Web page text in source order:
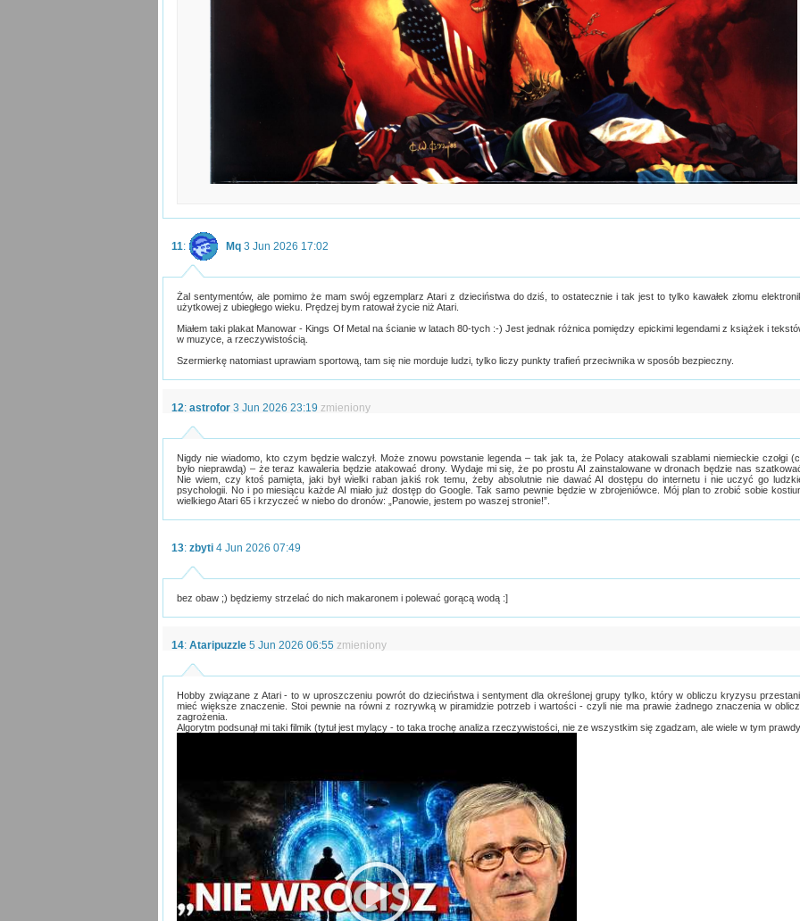
11: Mq 3 Jun 2026 17:02
Żal sentymentów, ale pomimo że mam swój egzemplarz Atari z dzieciństwa do dziś, to ostatecznie i tak jest to tylko kawałek złomu
użytkowej z ubiegłego wieku. Prędzej bym ratował życie niż Atari.
Miałem taki plakat Manowar - Kings Of Metal na ścianie w latach 80-tych :-) Jest jednak różnica pomiędzy epickimi legendami z książek i
w muzyce, a rzeczywistością.
Szermierkę natomiast uprawiam sportową, tam się nie morduje ludzi, tylko liczy punkty trafień przeciwnika w sposób bezpieczny.
12: astrofor 3 Jun 2026 23:19 zmieniony
Nigdy nie wiadomo, kto czym będzie walczył. Może znowu powstanie legenda – tak jak ta, że Polacy atakowali szablami niemieckie czołgi
było nieprawdą) – że teraz kawaleria będzie atakować drony. Wydaje mi się, że po prostu AI zainstalowane w dronach będzie nas
Nie wiem, czy ktoś pamięta, jaki był wielki raban jakiś rok temu, żeby absolutnie nie dawać AI dostępu do internetu i nie uczyć go
psychologii. No i po miesiącu każde AI miało już dostęp do Google. Tak samo pewnie będzie w zbrojeniówce. Mój plan to zrobić sobie
wielkiego Atari 65 i krzyczeć w niebo do dronów: „Panowie, jestem po waszej stronie!”.
13: zbyti 4 Jun 2026 07:49
bez obaw ;) będziemy strzelać do nich makaronem i polewać gorącą wodą :]
14: Ataripuzzle 5 Jun 2026 06:55 zmieniony
Hobby związane z Atari - to w uproszczeniu powrót do dzieciństwa i sentyment dla określonej grupy tylko, który w obliczu kryzysu
mieć większe znaczenie. Stoi pewnie na równi z rozrywką w piramidzie potrzeb i wartości - czyli nie ma prawie żadnego znaczenia w
zagrożenia.
Algorytm podsunął mi taki filmik (tytuł jest mylący - to taka trochę analiza rzeczywistości, nie ze wszystkim się zgadzam, ale wiele w tym